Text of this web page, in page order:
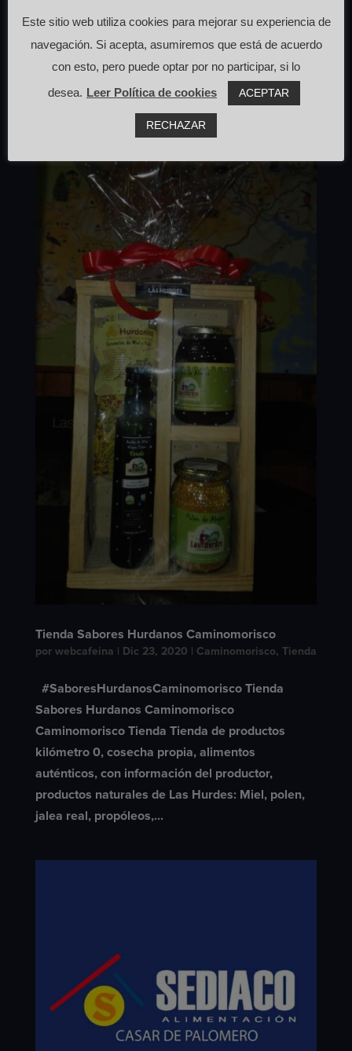
Hurdes, cuando lo más fácil quizás hubiera sido,
como han hecho otros muchos irnos a la
Tienda Sabores Hurdanos Caminomorisco
por webcafeina | Dic 23, 2020 | Caminomorisco, Tienda
#SaboresHurdanosCaminomorisco Tienda
Sabores Hurdanos Caminomorisco
Caminomorisco Tienda Tienda de productos
kilómetro 0, cosecha propia, alimentos
auténticos, con información del productor,
productos naturales de Las Hurdes: Miel, polen,
jalea real, propóleos,...
Este sitio web utiliza cookies para mejorar su experiencia de
navegación. Si acepta, asumiremos que está de acuerdo
con esto, pero puede optar por no participar, si lo
desea. Leer Política de cookies ACEPTAR
RECHAZAR